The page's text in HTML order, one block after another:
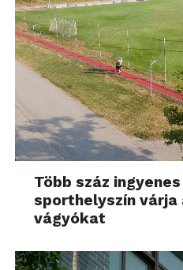
Több száz
sporthelyszín várja
vágyókat